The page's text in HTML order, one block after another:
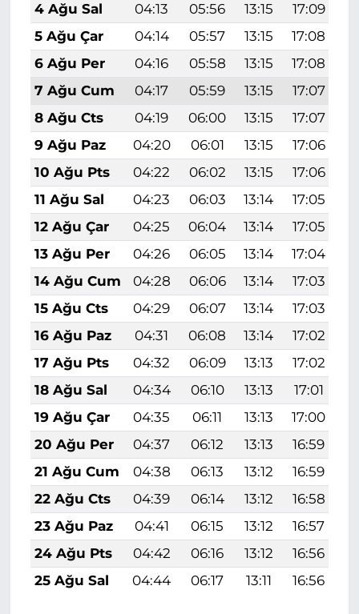
4 Ağu Sal
04:13 05:56 13:15 17:09
5 Ağu Çar
04:14 05:57 13:15 17:08
6 Ağu Per
04:16 05:58 13:15 17:08
7 Ağu Cum
04:17 05:59 13:15 17:07
8 Ağu Cts
04:19 06:00 13:15 17:07
9 Ağu Paz
04:20 06:01 13:15 17:06
10 Ağu Pts
04:22 06:02 13:15 17:06
11 Ağu Sal
04:23 06:03 13:14 17:05
12 Ağu Çar
04:25 06:04 13:14 17:05
13 Ağu Per
04:26 06:05 13:14 17:04
14 Ağu Cum
04:28 06:06 13:14 17:03
15 Ağu Cts
04:29 06:07 13:14 17:03
16 Ağu Paz
04:31 06:08 13:14 17:02
17 Ağu Pts
04:32 06:09 13:13 17:02
18 Ağu Sal
04:34 06:10 13:13 17:01
19 Ağu Çar
04:35 06:11 13:13 17:00
20 Ağu Per
04:37 06:12 13:13 16:59
21 Ağu Cum
04:38 06:13 13:12 16:59
22 Ağu Cts
04:39 06:14 13:12 16:58
23 Ağu Paz
04:41 06:15 13:12 16:57
24 Ağu Pts
04:42 06:16 13:12 16:56
25 Ağu Sal
04:44 06:17 13:11 16:56